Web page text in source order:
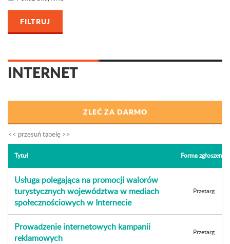
INTERNET
ZLEĆ ZA DARMO
Tytuł Forma zgłoszenia
Usługa polegająca na promocji walorów
turystycznych województwa w mediach
społecznościowych w Internecie
Przetarg
Prowadzenie internetowych kampanii
reklamowych
Przetarg